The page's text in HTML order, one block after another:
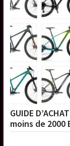
GUIDE
moins de 2000